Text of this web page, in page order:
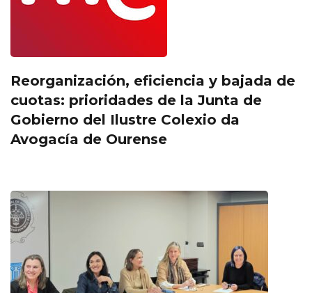
Reorganización, eficiencia y bajada de
cuotas: prioridades de la Junta de
Gobierno del Ilustre Colexio da
Avogacía de Ourense